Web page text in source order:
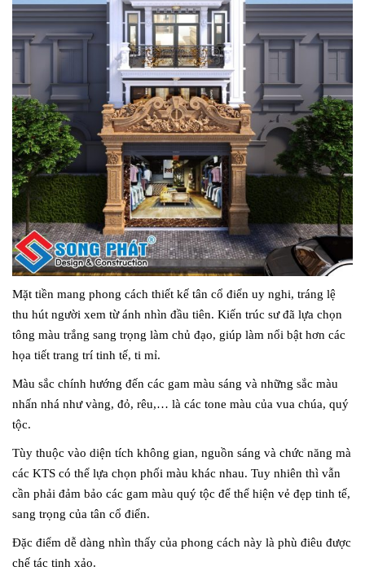
Mặt tiền mang phong cách thiết kế tân cổ điển uy nghi, tráng lệ
thu hút người xem từ ánh nhìn đầu tiên. Kiến trúc sư đã lựa chọn
tông màu trắng sang trọng làm chủ đạo, giúp làm nổi bật hơn các
họa tiết trang trí tinh tế, ti mỉ.
Màu sắc chính hướng đến các gam màu sáng và những sắc màu
nhấn nhá như vàng, đỏ, rêu,… là các tone màu của vua chúa, quý
tộc.
Tùy thuộc vào diện tích không gian, nguồn sáng và chức năng mà
các KTS có thể lựa chọn phối màu khác nhau. Tuy nhiên thì vẫn
cần phải đảm bảo các gam màu quý tộc để thể hiện vẻ đẹp tinh tế,
sang trọng của tân cổ điển.
Đặc điểm dễ dàng nhìn thấy của phong cách này là phù điêu được
chế tác tinh xảo.